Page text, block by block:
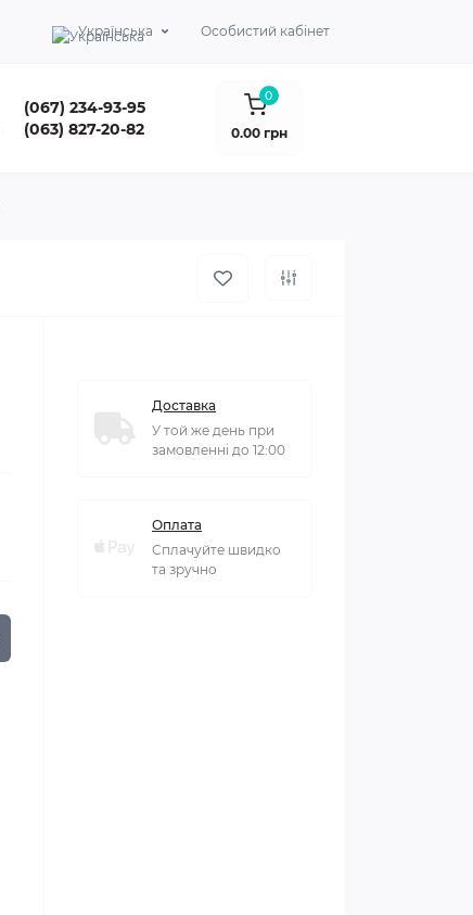
Українська Особистий кабінет
(067) 234-93-95
(063) 827-20-82
0
0.00 грн
Доставка
У той же день при
замовленні до 12:00
Оплата
Сплачуйте швидко
та зручно